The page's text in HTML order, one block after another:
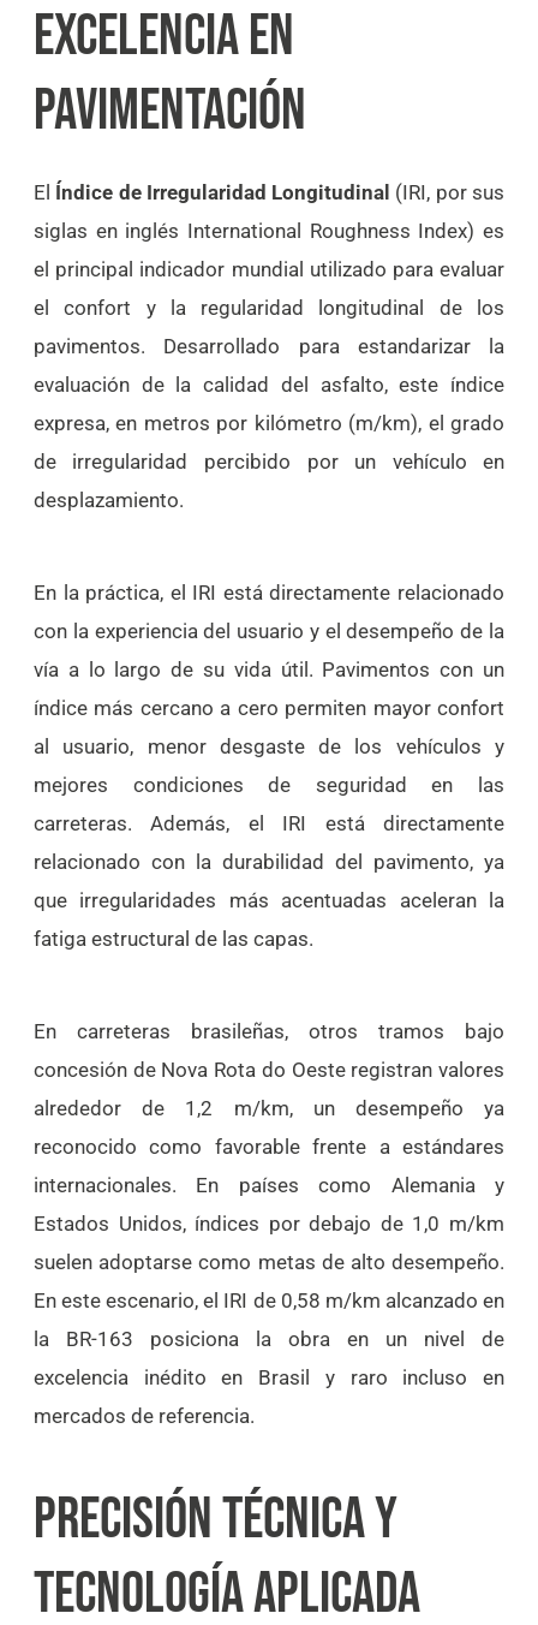
EXCELENCIA EN
PAVIMENTACIÓN
El Índice de Irregularidad Longitudinal (IRI, por sus
siglas en inglés International Roughness Index) es
el principal indicador mundial utilizado para evaluar
el confort y la regularidad longitudinal de los
pavimentos. Desarrollado para estandarizar la
evaluación de la calidad del asfalto, este índice
expresa, en metros por kilómetro (m/km), el grado
de irregularidad percibido por un vehículo en
desplazamiento.
En la práctica, el IRI está directamente relacionado
con la experiencia del usuario y el desempeño de la
vía a lo largo de su vida útil. Pavimentos con un
índice más cercano a cero permiten mayor confort
al usuario, menor desgaste de los vehículos y
mejores condiciones de seguridad en las
carreteras. Además, el IRI está directamente
relacionado con la durabilidad del pavimento, ya
que irregularidades más acentuadas aceleran la
fatiga estructural de las capas.
En carreteras brasileñas, otros tramos bajo
concesión de Nova Rota do Oeste registran valores
alrededor de 1,2 m/km, un desempeño ya
reconocido como favorable frente a estándares
internacionales. En países como Alemania y
Estados Unidos, índices por debajo de 1,0 m/km
suelen adoptarse como metas de alto desempeño.
En este escenario, el IRI de 0,58 m/km alcanzado en
la BR-163 posiciona la obra en un nivel de
excelencia inédito en Brasil y raro incluso en
mercados de referencia.
PRECISIÓN TÉCNICA Y
TECNOLOGÍA APLICADA